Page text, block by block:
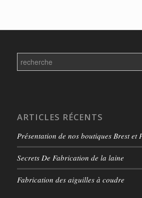
Search
for:
ARTICLES RÉCENTS
Présentation de nos boutiques Brest et
Secrets De Fabrication de la laine
Fabrication des aiguilles à coudre